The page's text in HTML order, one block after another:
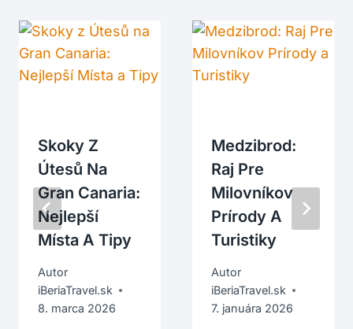
Skoky Z
Útesů Na
Gran Canaria:
Nejlepší
Místa A Tipy
Autor
iBeriaTravel.sk
8. marca 2026
Medzibrod:
Raj Pre
Milovníkov
Prírody A
Turistiky
Autor
iBeriaTravel.sk
7. januára 2026